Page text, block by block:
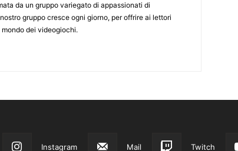
da un gruppo variegato di appassionati di
gruppo cresce ogni giorno, per offrire ai lettori
dei videogiochi.
Instagram Mail Twitch